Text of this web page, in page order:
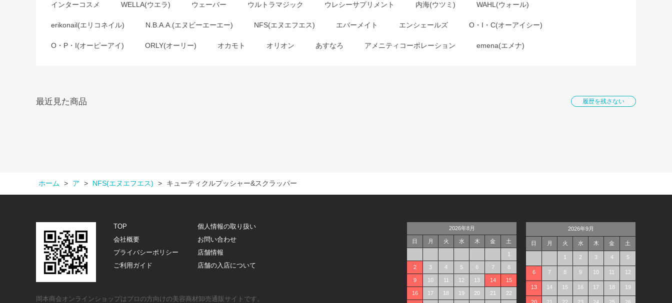
インターコスメ WELLA(ウエラ) ウェーバー ウルトラマジック ウレシーサプリメント 内海(ウツミ) WAHL(ウォール)
erikonail(エリコネイル) N.B.A.A.(エヌビーエーエー) NFS(エヌエフエス) エバーメイト エンシェールズ O・I・C(オーアイシー)
O・P・I(オーピーアイ) ORLY(オーリー) オカモト オリオン あすなろ アメニティコーポレーション emena(エメナ)
最近見た商品 履歴を残さない
ホーム > ア > NFS(エヌエフエス) > キューティクルプッシャー&スクラッパー
TOP
個人情報の取り扱い
会社概要
お問い合わせ
プライバシーポリシー
店舗情報
ご利用ガイド
店舗の入店について
岡本商会オンラインショップはプロの方向けの美容商材卸売通販サイトです。
2026年8月
日 月 火 水 木 金 土
1
2 3 4 5 6 7 8
9 10 11 12 13 14 15
16 17 18 19 20 21 22
2026年9月
日 月 火 水 木 金 土
1 2 3 4 5
6 7 8 9 10 11 12
13 14 15 16 17 18 19